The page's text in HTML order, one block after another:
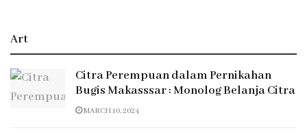
Art
Citra Perempuan dalam Pernikahan
Bugis Makasssar : Monolog Belanja Citra
MARCH 10, 2024